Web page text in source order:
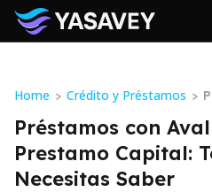
Home > Crédito y Préstamos >
Préstamos con
Prestamo Capital:
Necesitas Saber